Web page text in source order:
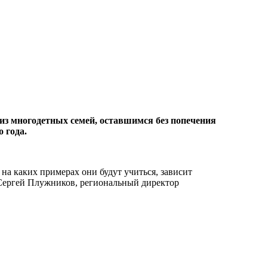
многодетных семей, оставшимся без попечения
года.
каких примерах они будут учиться, зависит
Плужников, региональный директор